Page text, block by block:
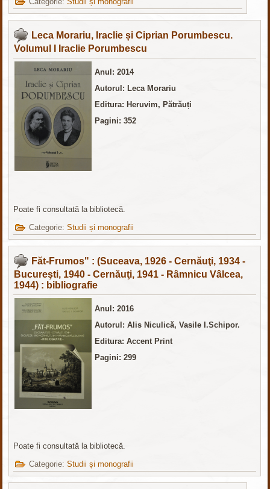
Leca Morariu, Iraclie și Ciprian Porumbescu.
Volumul I Iraclie Porumbescu
Anul: 2014
Autorul: Leca Morariu
Editura: Heruvim, Pătrăuți
Pagini: 352
Poate fi consultată la bibliotecă.
Categorie:Studii și monografii
Făt-Frumos" : (Suceava, 1926 - Cernăuţi, 1934 -
Bucureşti, 1940 - Cernăuţi, 1941 - Râmnicu Vâlcea,
1944) : bibliografie
Anul: 2016
Autorul: Alis Niculică, Vasile I.Schipor.
Editura: Accent Print
Pagini: 299
Poate fi consultată la bibliotecă.
Categorie:Studii și monografii